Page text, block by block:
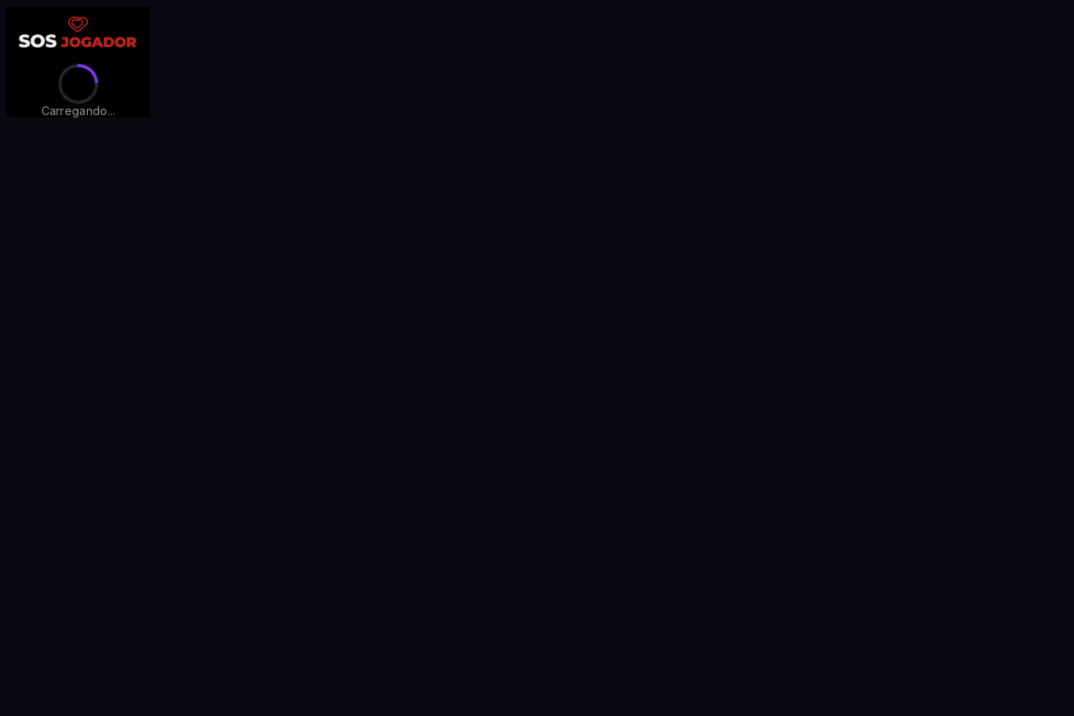
Carregando...